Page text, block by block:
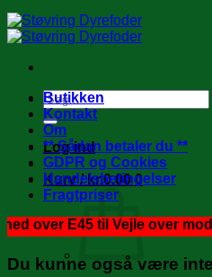
Søg
efter:
Log ind
Kurv /kr.0.00 0
Butikken
Kontakt
Om
** Sådan betaler du **
GDPR og Cookies
Handelsbetingelser
Fragtpriser
E45 til Vejle over mod Kibæk
Du kunne også være